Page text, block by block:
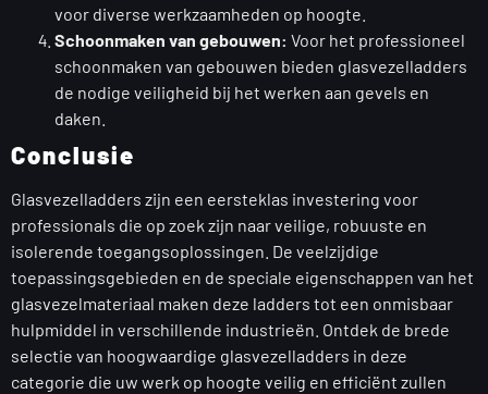
voor diverse werkzaamheden op hoogte.
Schoonmaken van gebouwen: Voor het professioneel
schoonmaken van gebouwen bieden glasvezelladders
de nodige veiligheid bij het werken aan gevels en
daken.
Conclusie
Glasvezelladders zijn een eersteklas investering voor
professionals die op zoek zijn naar veilige, robuuste en
isolerende toegangsoplossingen. De veelzijdige
toepassingsgebieden en de speciale eigenschappen van het
glasvezelmateriaal maken deze ladders tot een onmisbaar
hulpmiddel in verschillende industrieën. Ontdek de brede
selectie van hoogwaardige glasvezelladders in deze
categorie die uw werk op hoogte veilig en efficiënt zullen